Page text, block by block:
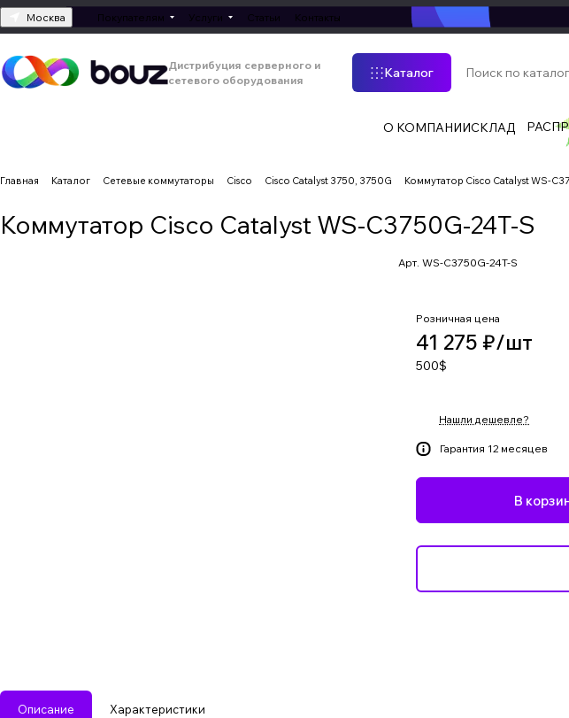
Москва Покупателям Услуги Статьи Контакты
Дистрибуция серверного и
сетевого оборудования
Каталог
О КОМПАНИИСКЛАД
Главная Каталог Сетевые коммутаторы Cisco Cisco Catalyst 3750, 3750G Коммутатор Cisco Catalyst WS-
Коммутатор Cisco Catalyst WS-C3750G-24T-S
Арт. WS-C3750G-24T-S
Розничная цена
41 275 ₽/шт
500$
В
Нашли дешевле?
Гарантия 12 месяцев
Описание Характеристики